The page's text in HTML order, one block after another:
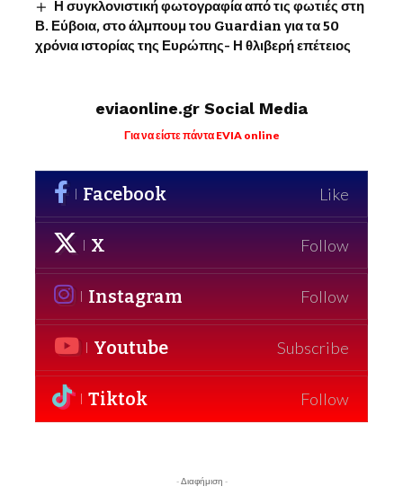
Η συγκλονιστική φωτογραφία από τις φωτιές στη
Β. Εύβοια, στο άλμπουμ του Guardian για τα 50
χρόνια ιστορίας της Ευρώπης- Η θλιβερή επέτειος
eviaonline.gr Social Media
Για να είστε πάντα EVIA online
Facebook Like
X Follow
Instagram Follow
Youtube Subscribe
Tiktok Follow
- Διαφήμιση -